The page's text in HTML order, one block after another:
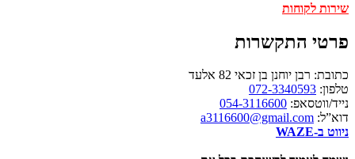
שירות לקוחות
פרטי התקשרות
כתובת: רבן יוחנן בן זכאי 82 אלעד
טלפון: 072-3340593
נייד/ווטסאפ: 054-3116600
דוא”ל: a3116600@gmail.com
ניווט ב-WAZE